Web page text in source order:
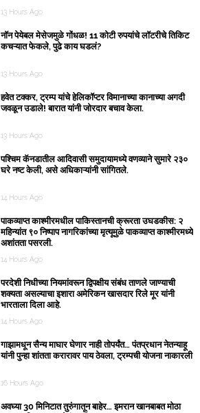
13 Hours Ago
नॉन पेयेबल मेसेजमुळे गोंधळ! 11 कोटी रुपयांचे लॉटरीचे तिकिट
कचऱ्यात फेकले, पुढे काय घडलं?
13 Hours Ago
हवेत टक्कर, ट्रम्प यांचे हेलिकॉप्टर विमानाच्या कानाच्या अगदी
जवळून उडाले! बारात यांनी जोरदार बचाव केला.
13 Hours Ago
पश्चिम कॅनडातील आदिवासी समुदायामध्ये वणव्याने सुमारे २३०
घरे नष्ट केली, असे अधिकाऱ्यांनी सांगितले.
14 Hours Ago
पाकव्याप्त काश्मीरमधील पाकिस्तानची क्रूरता उघडकीस: २
महिन्यांत ९० निष्पाप नागरिकांच्या मृत्यूमुळे पाकव्याप्त काश्मीरमध्ये
अशांतता पसरली.
14 Hours Ago
परदेशी निधीच्या नियमांवरून द्विपक्षीय संबंध ताणले जाण्याची
शक्यता असल्याचा इशारा अमेरिकन खासदार रिले मूर यांनी
भारताला दिला आहे.
14 Hours Ago
गाझामधून सैन्य माघार घेणार नाही तोपर्यंत… पंतप्रधान नेतन्याहू
यांनी पुन्हा शांतता करारावर पाय ठेवला, ट्रम्पची योजना नाकारली
16 Hours Ago
अवघ्या 30 मिनिटात तुरुंगातून बाहेर… इमरान खानबाबत मोठा